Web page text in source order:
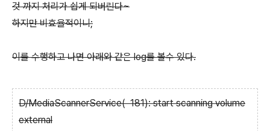
것 까지 처리가 쉽게 되버린다~
하지만 비효율적이니;
이를 수행하고 나면 아래와 같은 log를 볼수 있다.
D/MediaScannerService( 181): start scanning volume
external